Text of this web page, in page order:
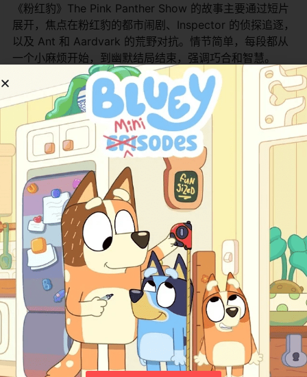
《粉红豹》The Pink Panther Show 的故事主要通过短片
展开，焦点在粉红豹的都市闹剧、Inspector 的侦探追逐，
以及 Ant 和 Aardvark 的荒野对抗。情节简单，每段都从
一个小麻烦开始，到幽默结局结束，强调巧合和智慧。
粉红豹（Pink Panther）是主角，一只优雅的粉红豹，无
声却富有个性，总试图过上人类生活，如偷钻石或玩音
乐，但常常自食其果。他的特点是冷静幽默，代表了动画
的无言魅力。The Inspector 是侦探角色，基于
Clouseau，笨拙却坚持，常常追捕罪犯闹笑话。他的助手
Deux-Deux 是小狗，提供搞笑支持。The Ant 是蚂蚁，聪
明敏捷，总逃脱 Aardvark 的捕捉。The Aardvark 是食蚁
兽，贪婪滑稽，代表追逐的失败者。
故事教导孩子关于坚持和幽默，比如粉红豹用创意应对困
境。
角色 描述 个性特点
Pink Panther 优雅的粉红豹主角 冷静、幽默、无声
The Inspector 笨拙侦探 坚持、搞笑、追捕
Deux-Deux Inspector 的助手小狗 支持、忠诚、可爱